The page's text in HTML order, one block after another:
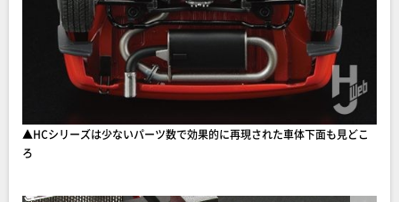
▲HCシリーズは少ないパーツ数で効果的に再現された車体下面も見どこ
ろ